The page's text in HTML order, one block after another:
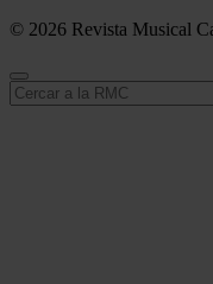
© 2026 Revista Musical